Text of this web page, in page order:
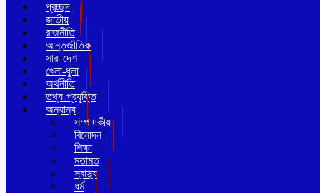
প্রচ্ছদ
জাতীয়
রাজনীতি
আন্তর্জাতিক
সারা দেশ
খেলা-ধুলা
অর্থনীতি
তথ্য-প্রযুক্তি
অন্যান্য
সম্পাদকীয়
বিনোদন
শিক্ষা
মতামত
স্বাস্থ্য
ধর্ম